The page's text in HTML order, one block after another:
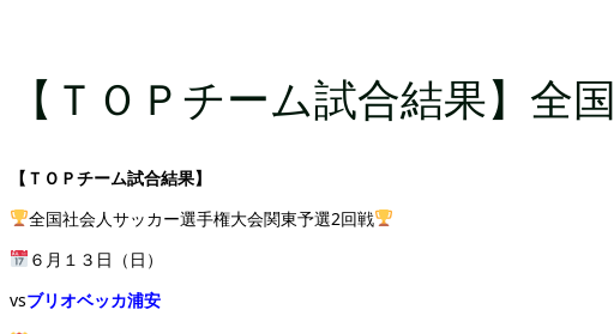
【ＴＯＰチーム試合結果】全
【ＴＯＰチーム試合結果】
全国社会人サッカー選手権大会関東予選2回戦
６月１３日（日）
vsブリオベッカ浦安